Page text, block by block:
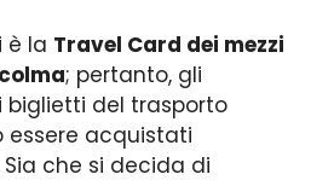
è la Travel Card dei mezzi
; pertanto, gli
biglietti del trasporto
essere acquistati
che si decida di